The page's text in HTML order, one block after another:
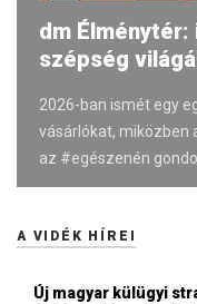
dm Élménytér:
szépség
2026-ban ismét egy
vásárlókat, miközben
az #egészenén
A VIDÉK HÍREI
Új magyar külügyi